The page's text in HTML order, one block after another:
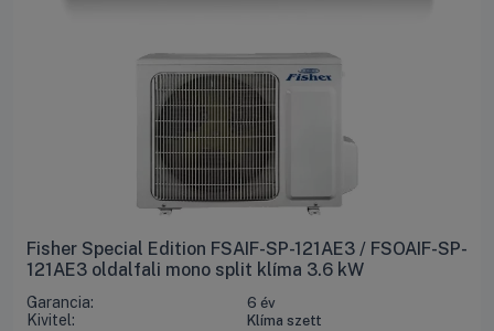
Fisher Special Edition FSAIF-SP-121AE3 / FSOAIF-SP-
121AE3 oldalfali mono split klíma 3.6 kW
Garancia: 6 év
Kivitel: Klíma szett